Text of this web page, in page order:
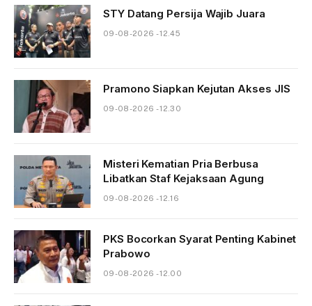
STY Datang Persija Wajib Juara
09-08-2026 - 12.45
Pramono Siapkan Kejutan Akses JIS
09-08-2026 - 12.30
Misteri Kematian Pria Berbusa
Libatkan Staf Kejaksaan Agung
09-08-2026 - 12.16
PKS Bocorkan Syarat Penting Kabinet
Prabowo
09-08-2026 - 12.00